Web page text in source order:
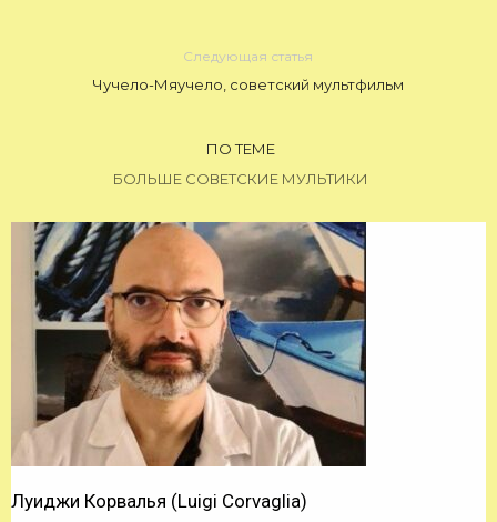
Следующая статья
Чучело-Мяучело, советский мультфильм
ПО ТЕМЕ
БОЛЬШЕ СОВЕТСКИЕ МУЛЬТИКИ
Луиджи Корвалья (Luigi Corvaglia)